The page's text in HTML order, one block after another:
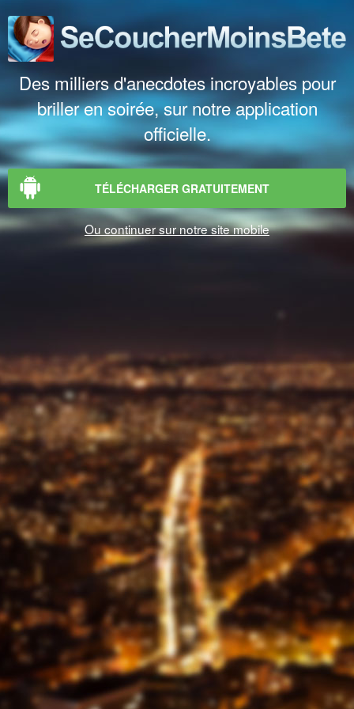
Des milliers d'anecdotes incroyables pour
briller en soirée, sur notre application
officielle.
TÉLÉCHARGER GRATUITEMENT
Ou continuer sur notre site mobile